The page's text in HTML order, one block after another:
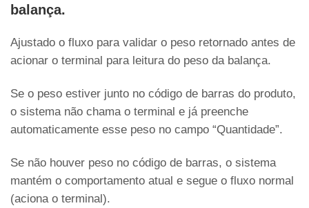
balança.
Ajustado o fluxo para validar o peso retornado antes de
acionar o terminal para leitura do peso da balança.
Se o peso estiver junto no código de barras do produto,
o sistema não chama o terminal e já preenche
automaticamente esse peso no campo “Quantidade”.
Se não houver peso no código de barras, o sistema
mantém o comportamento atual e segue o fluxo normal
(aciona o terminal).